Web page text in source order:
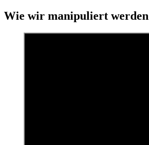
Wie wir manipuliert werden